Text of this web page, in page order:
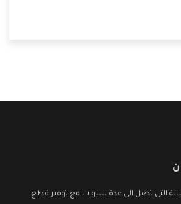
منها خدمة الصيانة التى تكون من أهم
التى تصل الى عدة سنوات مع توفير قطع